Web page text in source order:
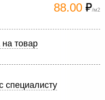
88.00 /м2
товар
специалисту